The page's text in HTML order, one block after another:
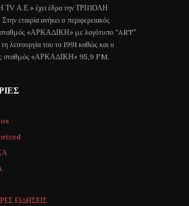
Α.Ε.» έχει έδρα την ΤΡΙΠΟΛΗ
εταιρία ανήκει ο περιφερειακός
σταθμός «ΑΡΚΑΔΙΚΗ» με λογότυπο “ART”
λειτουργία του το 1991 καθώς και ο
σταθμός «ΑΡΚΑΔΙΚΗ» 95,9 FM.
ΕΙΔΗΣΕΙΣ